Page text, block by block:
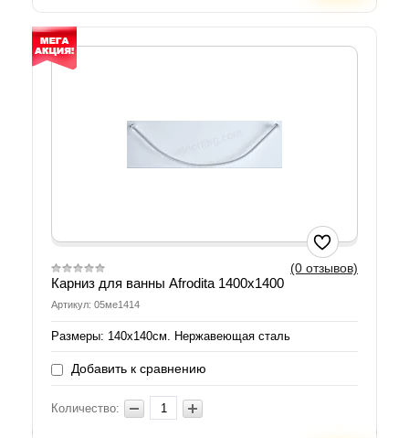
(0 отзывов)
Карниз для ванны Afrodita 1400х1400
Артикул: 05ме1414
Размеры: 140х140см. Нержавеющая сталь
Добавить к сравнению
Количество: